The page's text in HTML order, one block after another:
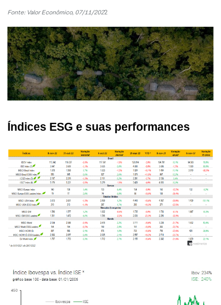
Fonte: Valor Econômico, 07/11/2022
Índices ESG e suas performances